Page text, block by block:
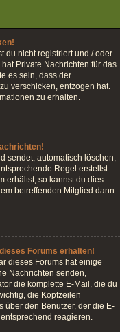
du nicht registriert und / oder
Private Nachrichten für das
es sein, dass der
verschicken, entzogen hat.
zu erhalten.
sendet, automatisch löschen,
Regel erstellst.
erhältst, so kannst du dies
betreffenden Mitglied dann
Forums erhalten!
dieses Forums hat einige
Nachrichten senden,
die komplette E-Mail, die du
die Kopfzeilen
über den Benutzer, der die E-
reagieren.